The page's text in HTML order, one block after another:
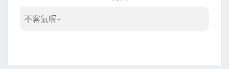
不客氣喔~